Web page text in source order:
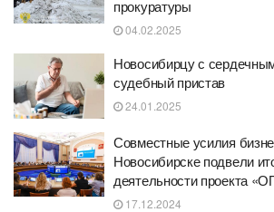
прокуратуры
04.02.2025
Новосибирцу с
судебный пристав
24.01.2025
Совместные усилия
Новосибирске подвели
деятельности проекта
17.12.2024